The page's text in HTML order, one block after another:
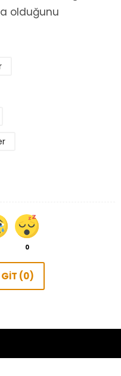
0
olduğunu
GİT (0)